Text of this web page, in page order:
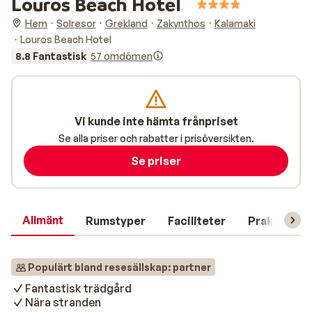
Hem Solresor Grekland Zakynthos
Kalamaki
Louros Beach Hotel
8.8 Fantastisk 57 omdömen
Allmänt Rumstyper Faciliteter Praktisk
Populärt bland resesällskap: partner
Fantastisk trädgård
Nära stranden
Vi kunde inte hämta frånpriset
Se alla priser och rabatter i prisöversikten.
Se priser